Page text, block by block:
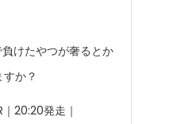
けたやつが奢るとか
か？
20:20発走｜